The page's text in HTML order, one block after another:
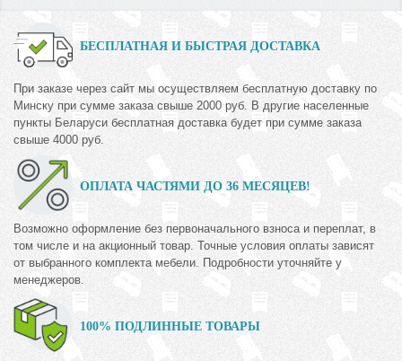
БЕСПЛАТНАЯ И БЫСТРАЯ ДОСТАВКА
При заказе через сайт мы осуществляем бесплатную доставку по
Минску при сумме заказа свыше 2000 руб. В другие населенные
пункты Беларуси бесплатная доставка будет при сумме заказа
свыше 4000 руб.
ОПЛАТА ЧАСТЯМИ ДО 36 МЕСЯЦЕВ!
Возможно оформление без первоначального взноса и переплат, в
том числе и на акционный товар. Точные условия оплаты зависят
от выбранного комплекта мебели. Подробности уточняйте у
менеджеров.
100% ПОДЛИННЫЕ ТОВАРЫ